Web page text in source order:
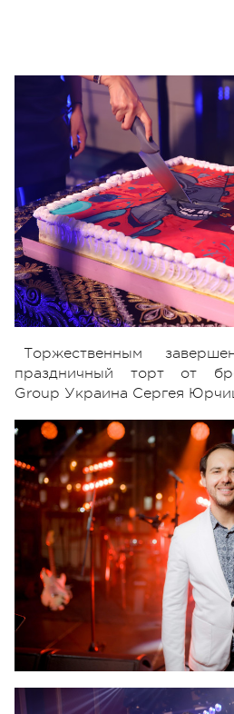
Торжественным
праздничный торт от
Group Украина Сергея